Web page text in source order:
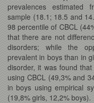
prevalences estimated
sample (18.1; 18.5 and
98 percentile of CBCL
that there are not
disorders; while the
prevalent in boys than in
disorder, it was found
using CBCL (49,3% and
in boys using empirical
(19,8% girls, 12,2% boys).